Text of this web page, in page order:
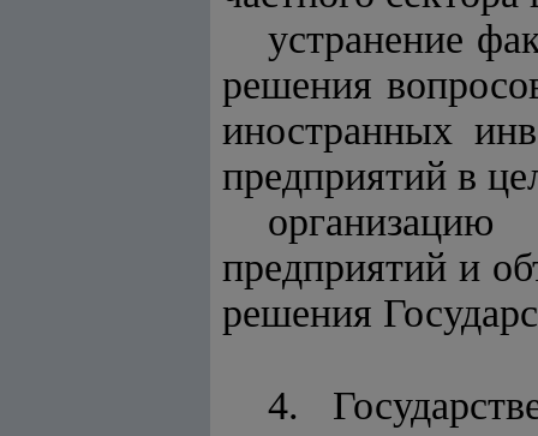
устранение
решения
иностранных
предприятий в
организацию
предприятий и
решения
4.